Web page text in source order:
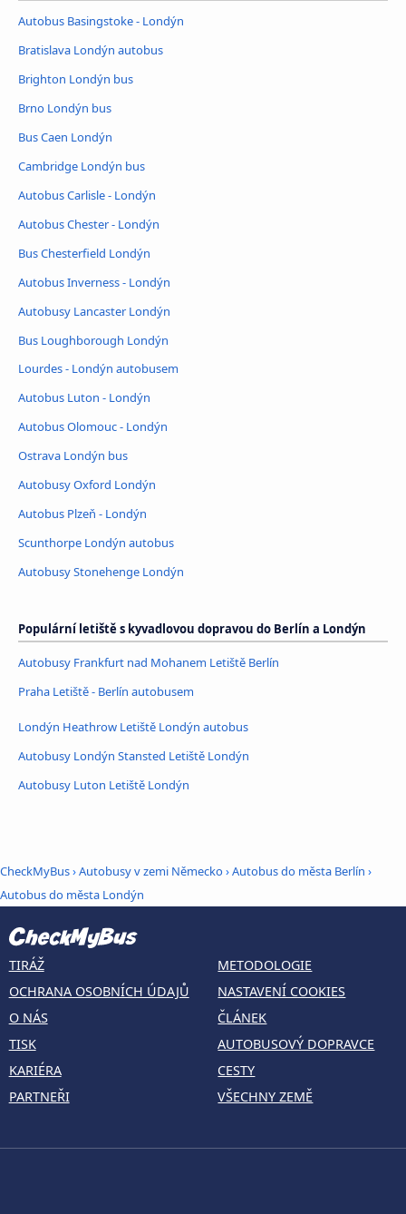
Autobus Basingstoke - Londýn
Bratislava Londýn autobus
Brighton Londýn bus
Brno Londýn bus
Bus Caen Londýn
Cambridge Londýn bus
Autobus Carlisle - Londýn
Autobus Chester - Londýn
Bus Chesterfield Londýn
Autobus Inverness - Londýn
Autobusy Lancaster Londýn
Bus Loughborough Londýn
Lourdes - Londýn autobusem
Autobus Luton - Londýn
Autobus Olomouc - Londýn
Ostrava Londýn bus
Autobusy Oxford Londýn
Autobus Plzeň - Londýn
Scunthorpe Londýn autobus
Autobusy Stonehenge Londýn
Populární letiště s kyvadlovou dopravou do Berlín a Londýn
Autobusy Frankfurt nad Mohanem Letiště Berlín
Praha Letiště - Berlín autobusem
Londýn Heathrow Letiště Londýn autobus
Autobusy Londýn Stansted Letiště Londýn
Autobusy Luton Letiště Londýn
CheckMyBus›Autobusy v zemi Německo›Autobus do města Berlín ›
Autobus do města Londýn
TIRÁŽ
OCHRANA OSOBNÍCH ÚDAJŮ
O NÁS
TISK
KARIÉRA
PARTNEŘI
METODOLOGIE
NASTAVENÍ COOKIES
ČLÁNEK
AUTOBUSOVÝ DOPRAVCE
CESTY
VŠECHNY ZEMĚ